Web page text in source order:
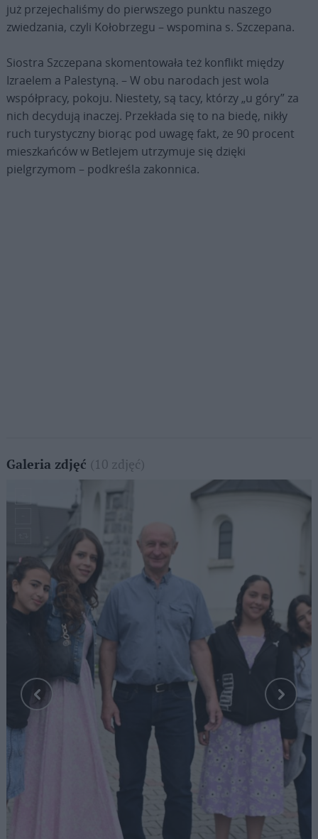
już przejechaliśmy do pierwszego punktu naszego
zwiedzania, czyli Kołobrzegu – wspomina s. Szczepana.
Siostra Szczepana skomentowała też konflikt między
Izraelem a Palestyną. – W obu narodach jest wola
współpracy, pokoju. Niestety, są tacy, którzy „u góry” za
nich decydują inaczej. Przekłada się to na biedę, nikły
ruch turystyczny biorąc pod uwagę fakt, że 90 procent
mieszkańców w Betlejem utrzymuje się dzięki
pielgrzymom – podkreśla zakonnica.
Galeria zdjęć (10 zdjęć)